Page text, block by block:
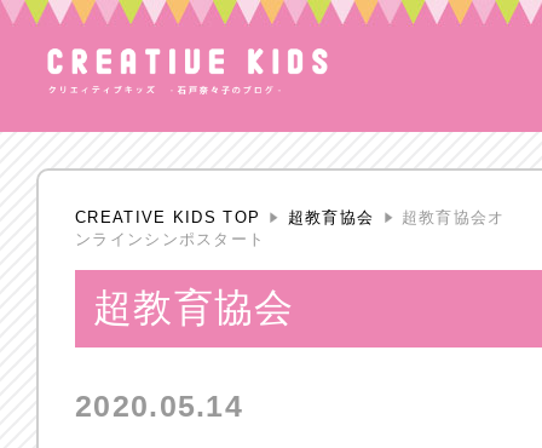
CREATIVE KIDS TOP 超教育協会
超教育協会オ
ンラインシンポスタート
超教育協会
2020.05.14